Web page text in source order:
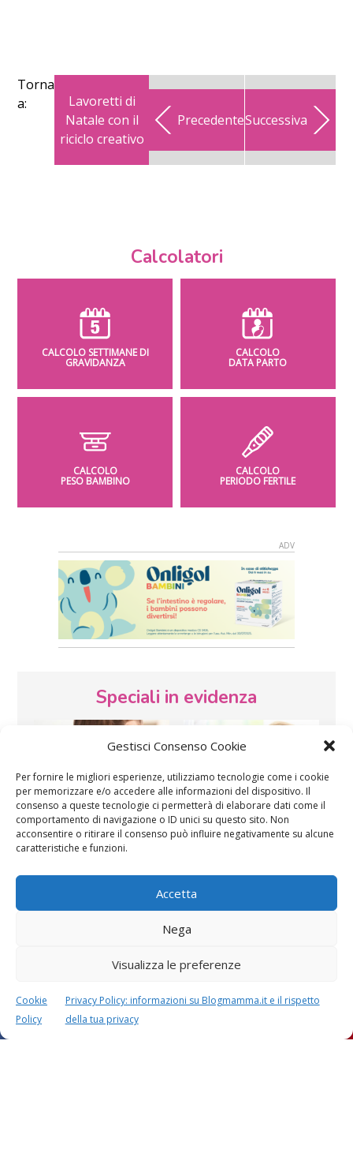
Gestisci Consenso Cookie
Per fornire le migliori esperienze, utilizziamo tecnologie come i cookie
per memorizzare e/o accedere alle informazioni del dispositivo. Il
consenso a queste tecnologie ci permetterà di elaborare dati come il
comportamento di navigazione o ID unici su questo sito. Non
acconsentire o ritirare il consenso può influire negativamente su alcune
caratteristiche e funzioni.
Accetta
Nega
Visualizza le preferenze
Cookie
Policy
Privacy Policy: informazioni su Blogmamma.it e il rispetto
della tua privacy
Torna
a:
Lavoretti di
Natale con il
riciclo creativo
PrecedenteSuccessiva
Calcolatori
CALCOLO SETTIMANE DI
GRAVIDANZA
CALCOLO
DATA PARTO
CALCOLO
PESO BAMBINO
CALCOLO
PERIODO FERTILE
Speciali in evidenza
Vaccini SOS Pediatra
Festa della mamma: Le settimane di